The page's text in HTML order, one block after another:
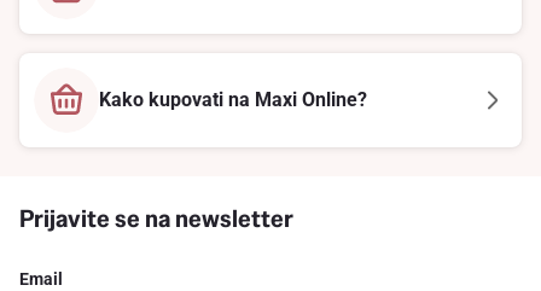
Kako kupovati na Maxi Online?
Prijavite se na newsletter
Email